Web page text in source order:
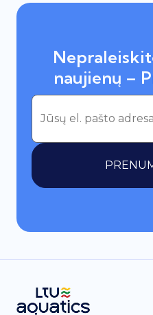
naujienų –